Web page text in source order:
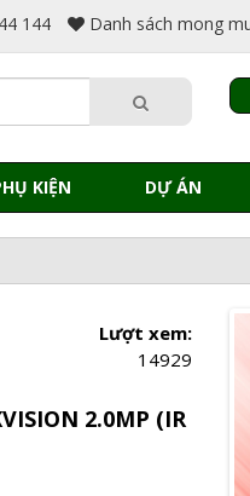
144 Danh sách mong
KIỆN DỰ ÁN
Lượt xem:
14929
2.0MP (IR